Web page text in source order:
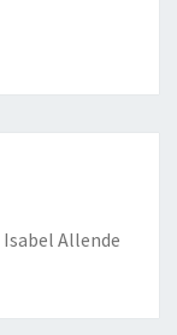
Isabel Allende